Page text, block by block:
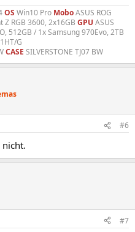
OS Win10 Pro MoboASUS ROG
Z RGB 3600, 2x16GB GPU ASUS
512GB / 1x Samsung 970Evo, 2TB
G
CASE SILVERSTONE TJ07 BW
#6
#7